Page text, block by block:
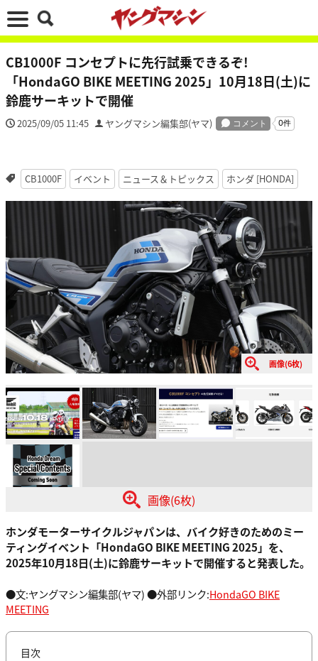
CB1000F コンセプトに先行試乗できるぞ!
「HondaGO BIKE MEETING 2025」10月18日(土)に
鈴鹿サーキットで開催
2025/09/05 11:45 ヤングマシン編集部(ヤマ)
CB1000F イベント ニュース＆トピックス ホンダ [HONDA]
画像(6枚)
画像(6枚)
ホンダモーターサイクルジャパンは、バイク好きのためのミー
ティングイベント「HondaGO BIKE MEETING 2025」を、
2025年10月18日(土)に鈴鹿サーキットで開催すると発表した。
●文:ヤングマシン編集部(ヤマ) ●外部リンク:HondaGO BIKE
MEETING
目次